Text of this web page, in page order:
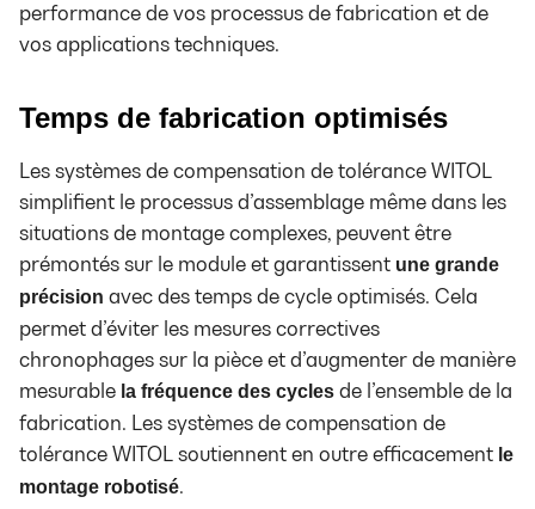
performance de vos processus de fabrication et de
vos applications techniques.
Temps de fabrication optimisés
Les systèmes de compensation de tolérance WITOL
simplifient le processus d’assemblage même dans les
situations de montage complexes, peuvent être
prémontés sur le module et garantissent une grande
précision avec des temps de cycle optimisés. Cela
permet d’éviter les mesures correctives
chronophages sur la pièce et d’augmenter de manière
mesurable la fréquence des cycles de l’ensemble de la
fabrication. Les systèmes de compensation de
tolérance WITOL soutiennent en outre efficacement le
montage robotisé.